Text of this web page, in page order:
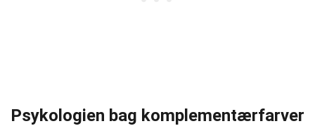
Psykologien bag komplementærfarver